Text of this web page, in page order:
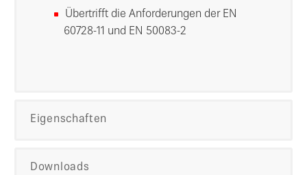
Übertrifft die Anforderungen der EN
60728-11 und EN 50083-2
Eigenschaften
Downloads